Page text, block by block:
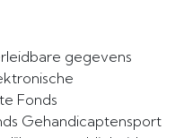
gegevens
Fonds
Gehandicaptensport